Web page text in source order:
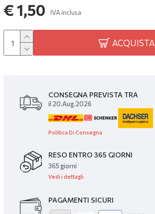
€ 1,50 IVA inclusa
ACQUISTA
CONSEGNA PREVISTA TRA
il 20.Aug.2026
Politica Di Consegna
RESO ENTRO 365 GIORNI
365 giorni
Vedi i dettagli
PAGAMENTI SICURI